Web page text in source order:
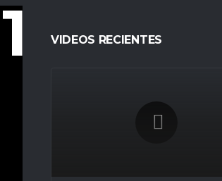
VIDEOS RECIENTES
14 SUUPRAA14
Ascension, Espacio Gamer